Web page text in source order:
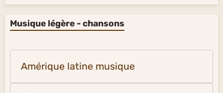
Musique légère - chansons
Amérique latine musique